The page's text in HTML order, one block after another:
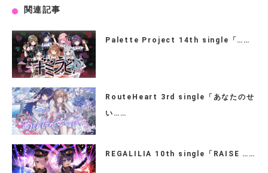
関連記事
Palette Project 14th single「……
RouteHeart 3rd single「あなたのせ
い……
REGALILIA 10th single「RAISE ……